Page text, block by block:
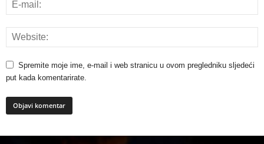
Spremite moje ime, e-mail i web stranicu u ovom pregledniku sljedeći
put kada komentarirate.